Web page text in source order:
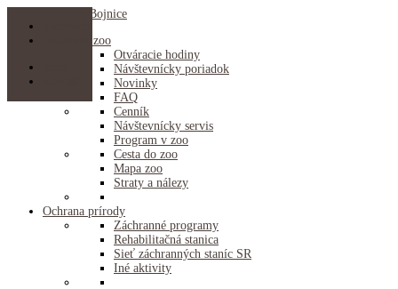
Ideme do zoo
Otváracie hodiny
Návštevnícky poriadok
Novinky
FAQ
Cenník
Návštevnícky servis
Program v zoo
Cesta do zoo
Mapa zoo
Straty a nálezy
Ochrana prírody
Záchranné programy
Rehabilitačná stanica
Sieť záchranných staníc SR
Iné aktivity